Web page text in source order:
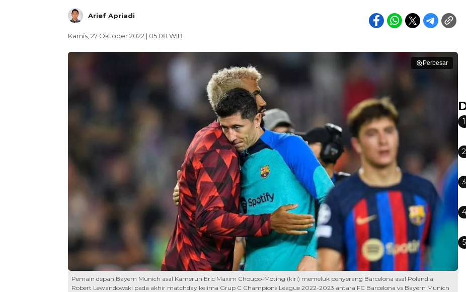
Arief Apriadi
Kamis, 27 Oktober 2022 | 05:08 WIB
Perbesar
Pemain depan Bayern Munich asal Kamerun Eric Maxim Choupo-Moting (kiri) memeluk penyerang Barcelona asal Polandia
Robert Lewandowski pada akhir matchday kelima Grup C Champions League 2022-2023 antara FC Barcelona vs Bayern Munich
1
2
3
4
5